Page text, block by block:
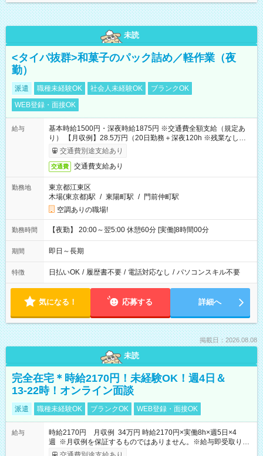
未読
<タイパ抜群>和菓子のパック詰め／軽作業（夜
勤）
派遣 職種未経験OK 社会人未経験OK
ブランクOK
WEB登録・面接OK
給与
基本時給1500円・深夜時給1875円 ※交通費全額支給（規定あ
り） 【月収例】28.5万円（20日勤務＋深夜120h ※残業なしの場
合）交通費別途支給あり
交通費 交通費支給あり
勤務地
東京都江東区
木場(東京都)駅 / 東陽町駅 / 門前仲町駅
空調ありの職場!
勤務時間 【夜勤】 20:00～翌5:00 休憩60分 [実働]8時間00分
期間 即日～長期
特徴 日払いOK / 履歴書不要 / 電話対応なし / パソコンスキル不要
気になる！ 応募する 詳細へ
掲載日：2026.08.08
未読
完全在宅＊時給2170円！未経験OK！週4日＆
13-22時！オンライン面談
派遣 職種未経験OK ブランクOK WEB登録・面接OK
給与
時給2170円 月収例 34万円 時給2170円×実働8h×週5日×4
週 ※月収例を保証するものではありません。※給与即受取りサ
ービス利用可（利用条件有）